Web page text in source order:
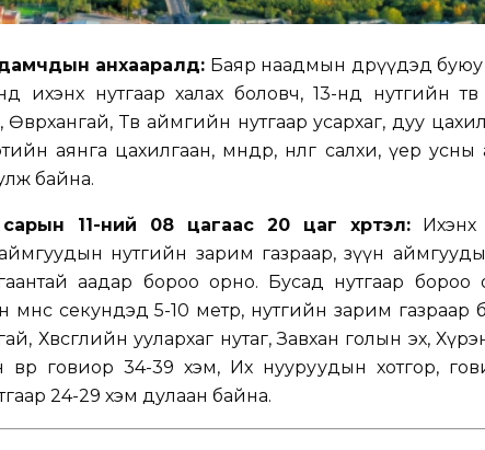
анхааралд: Баяр наадмын өдрүүдэд буюу
ихэнх нутгаар халах боловч, 13-нд нутгийн төв
Төв аймгийн нутгаар усархаг, дуу
аянга цахилгаан, мөндөр, нөөлөг салхи, үер усны
байна.
11-ний 08 цагаас 20 цаг хүртэл: Ихэнх
нутгийн зарим газраар, зүүн
аадар бороо орно. Бусад нутгаар бороо
өмнөөс секундэд 5-10 метр, нутгийн зарим газраар
Хөвсгөлийн уулархаг нутаг, Завхан голын эх,
говиор 34-39 хэм, Их нууруудын хотгор,
24-29 хэм дулаан байна.